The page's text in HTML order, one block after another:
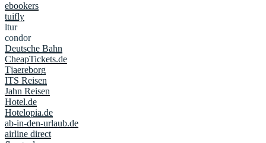
ebookers
tuifly
ltur
condor
Deutsche Bahn
CheapTickets.de
Tjaereborg
ITS Reisen
Jahn Reisen
Hotel.de
Hotelopia.de
ab-in-den-urlaub.de
airline direct